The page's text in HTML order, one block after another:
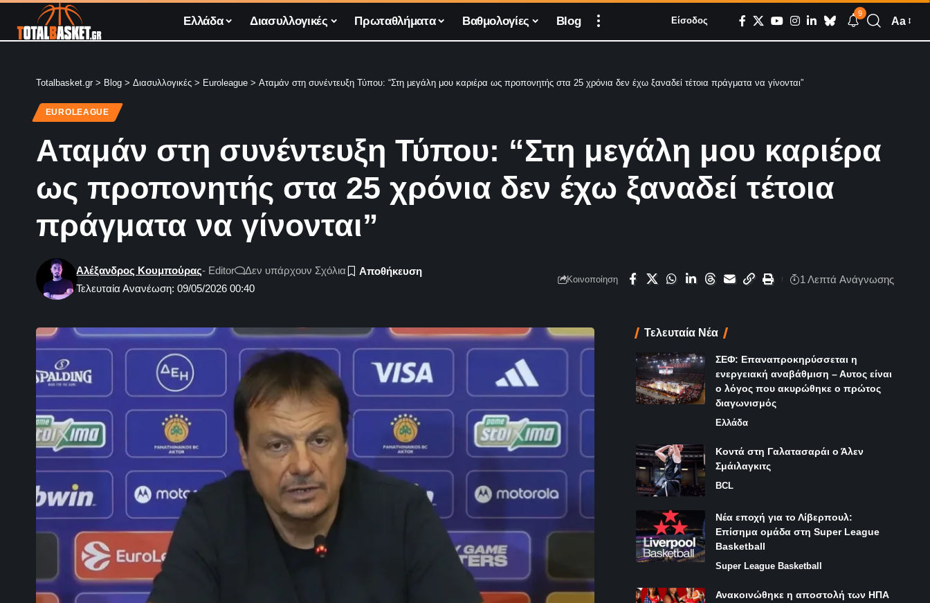
Ελλάδα Διασυλλογικές Πρωταθλήματα Βαθμολογίες Blog Είσοδος
9
Aa
Totalbasket.gr > Blog > Διασυλλογικές > Euroleague > Αταμάν στη συνέντευξη Τύπου: “Στη μεγάλη μου καριέρα ως προπονητής στα 25 χρόνια δεν έχω ξαναδεί τέτοια πράγματα να γίνονται”
EUROLEAGUE
Αταμάν στη συνέντευξη Τύπου: “Στη μεγάλη μου καριέρα
ως προπονητής στα 25 χρόνια δεν έχω ξαναδεί τέτοια
πράγματα να γίνονται”
Τελευταία Ανανέωση: 09/05/2026 00:40
Αλέξανδρος Κουμπούρας- Editor Δεν υπάρχουν Σχόλια
Κοινοποίηση 1 Λεπτά Aνάγνωσης
Τελευταία Νέα
ΣΕΦ: Επαναπροκηρύσσεται η
ενεργειακή αναβάθμιση – Αυτος είναι
ο λόγος που ακυρώθηκε ο πρώτος
διαγωνισμός
Ελλάδα
Κοντά στη Γαλατασαράι ο Άλεν
Σμάιλαγκιτς
BCL
Νέα εποχή για το Λίβερπουλ:
Επίσημα ομάδα στη Super League
Basketball
Super League Basketball
Ανακοινώθηκε η αποστολή των ΗΠΑ